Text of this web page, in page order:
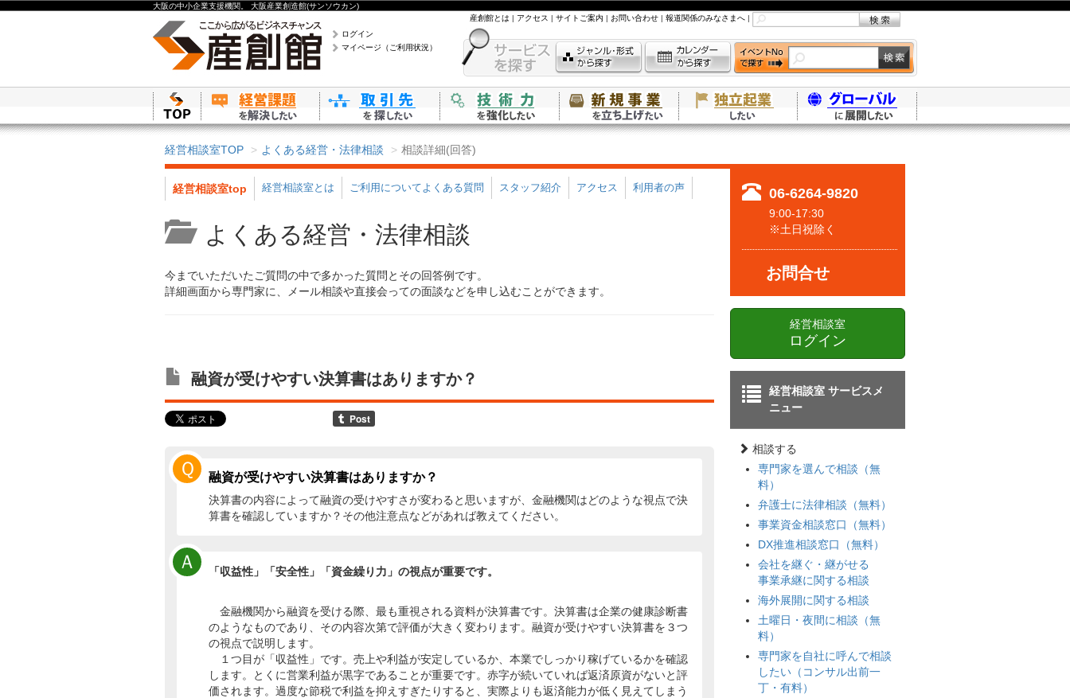
大阪の中小企業支援機関。 大阪産業創造館(サンソウカン)
ログイン
マイページ（ご利用状況）
産創館とは | アクセス | サイトご案内 | お問い合わせ | 報道関係のみなさまへ |
経営相談室TOP よくある経営・法律相談 相談詳細(回答)
経営相談室top 経営相談室とは ご利用についてよくある質問 スタッフ紹介 アクセス 利用者の声
よくある経営・法律相談
今までいただいたご質問の中で多かった質問とその回答例です。
詳細画面から専門家に、メール相談や直接会っての面談などを申し込むことができます。
融資が受けやすい決算書はありますか？
Ｑ 融資が受けやすい決算書はありますか？
決算書の内容によって融資の受けやすさが変わると思いますが、金融機関はどのような視点で決
算書を確認していますか？その他注意点などがあれば教えてください。
Ａ 「収益性」「安全性」「資金繰り力」の視点が重要です。
金融機関から融資を受ける際、最も重視される資料が決算書です。決算書は企業の健康診断書
のようなものであり、その内容次第で評価が大きく変わります。融資が受けやすい決算書を３つ
の視点で説明します。
１つ目が「収益性」です。売上や利益が安定しているか、本業でしっかり稼げているかを確認
します。とくに営業利益が黒字であることが重要です。赤字が続いていれば返済原資がないと評
価されます。過度な節税で利益を抑えすぎたりすると、実際よりも返済能力が低く見えてしまう
06-6264-9820
9:00-17:30
※土日祝除く
お問合せ
経営相談室
ログイン
経営相談室 サービスメ
ニュー
相談する
専門家を選んで相談（無
料）
弁護士に法律相談（無料）
事業資金相談窓口（無料）
DX推進相談窓口（無料）
会社を継ぐ・継がせる
事業承継に関する相談
海外展開に関する相談
土曜日・夜間に相談（無
料）
専門家を自社に呼んで相談
したい（コンサル出前一
丁・有料）